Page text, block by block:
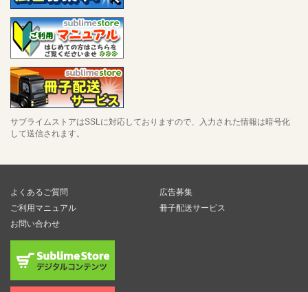
サブライムストアはSSLに対応しておりますので、入力された情報は暗号化
して送信されます。
よくあるご質問
ご利用マニュアル
お問い合わせ
広告募集
冊子配送サービス